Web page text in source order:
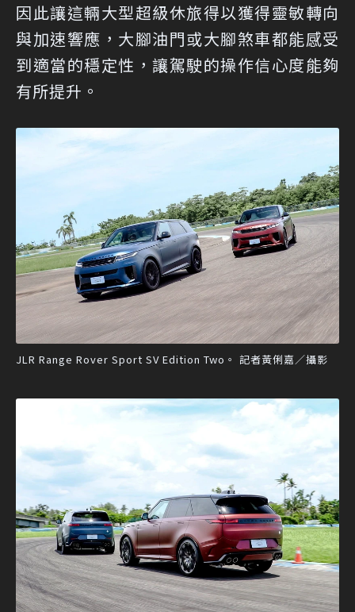
因此讓這輛大型超級休旅得以獲得靈敏轉向
與加速響應，大腳油門或大腳煞車都能感受
到適當的穩定性，讓駕駛的操作信心度能夠
有所提升。
JLR Range Rover Sport SV Edition Two。 記者黃俐嘉／攝影